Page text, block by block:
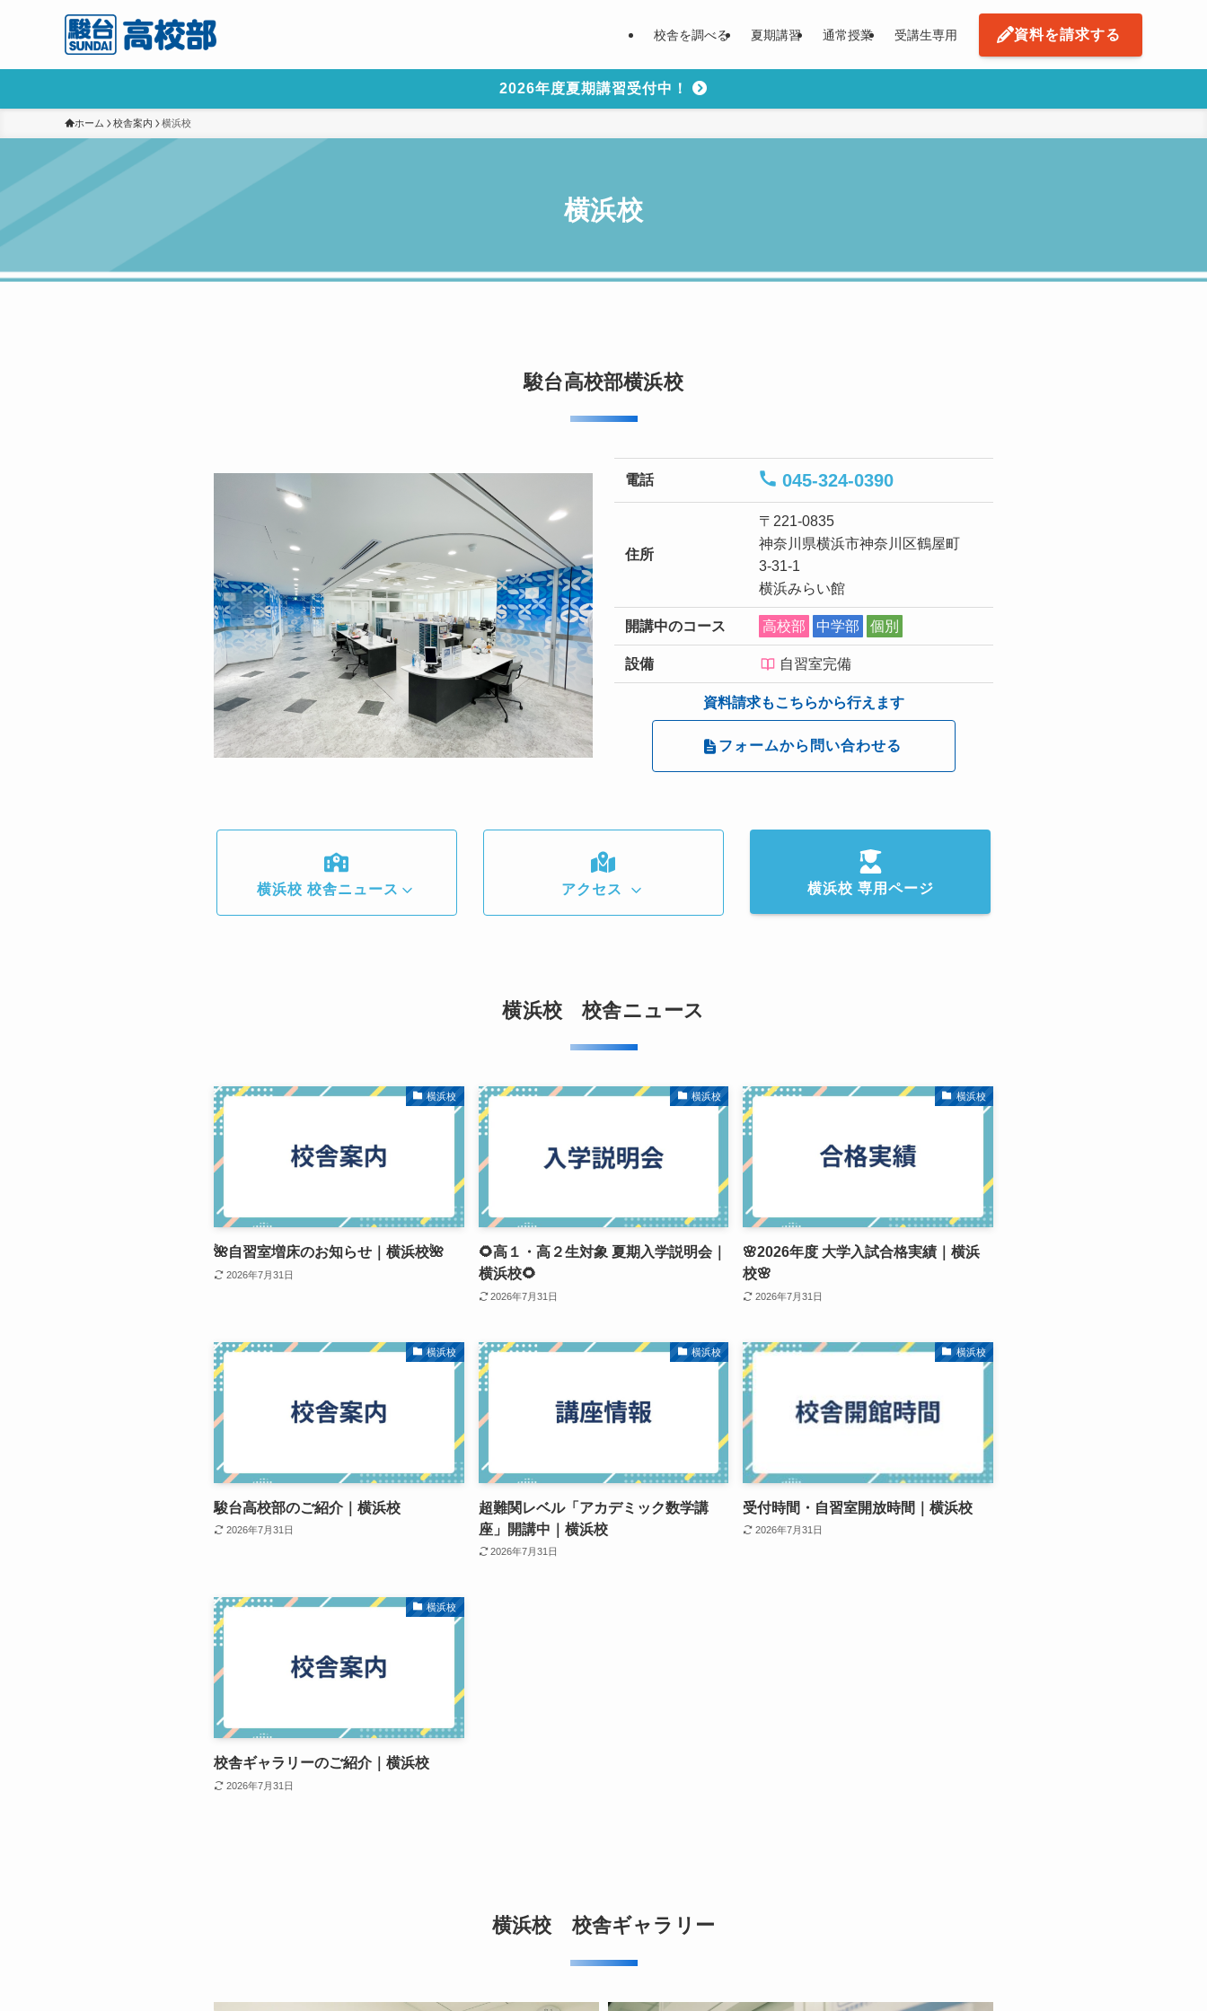
校舎を調べる 夏期講習 通常授業 受講生専用 資料を請求する
2026年度夏期講習受付中！
ホーム 校舎案内 横浜校
横浜校
駿台高校部横浜校
電話 045-324-0390
住所
〒221-0835
神奈川県横浜市神奈川区鶴屋町
3-31-1
横浜みらい館
開講中のコース 高校部 中学部 個別
設備 自習室完備
資料請求もこちらから行えます
フォームから問い合わせる
横浜校 校舎ニュース アクセス 横浜校 専用ページ
横浜校 校舎ニュース
横浜校
🌺自習室増床のお知らせ｜横浜校🌺
2026年7月31日
横浜校
🌻高１・高２生対象 夏期入学説明会｜
横浜校🌻
2026年7月31日
横浜校
🌸2026年度 大学入試合格実績｜横浜
校🌸
2026年7月31日
横浜校
駿台高校部のご紹介｜横浜校
2026年7月31日
横浜校
超難関レベル「アカデミック数学講
座」開講中｜横浜校
2026年7月31日
横浜校
受付時間・自習室開放時間｜横浜校
2026年7月31日
横浜校
校舎ギャラリーのご紹介｜横浜校
2026年7月31日
横浜校 校舎ギャラリー